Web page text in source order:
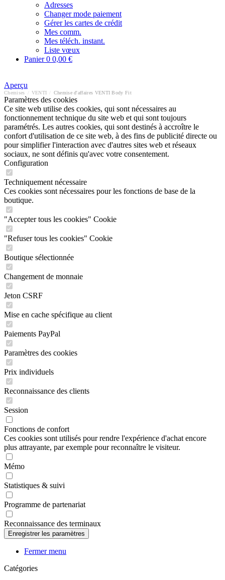
Adresses
Changer mode paiement
Gérer les cartes de crédit
Mes comm.
Mes téléch. instant.
Liste vœux
Panier0 0,00 €
Aperçu
Chemises VENTI Chemise d'affaires VENTI Body Fit
Paramètres des cookies
Ce site web utilise des cookies, qui sont nécessaires au
fonctionnement technique du site web et qui sont toujours
paramétrés. Les autres cookies, qui sont destinés à accroître le
confort d'utilisation de ce site web, à des fins de publicité directe ou
pour simplifier l'interaction avec d'autres sites web et réseaux
sociaux, ne sont définis qu'avec votre consentement.
Configuration
Techniquement nécessaire
Ces cookies sont nécessaires pour les fonctions de base de la
boutique.
"Accepter tous les cookies" Cookie
"Refuser tous les cookies" Cookie
Boutique sélectionnée
Changement de monnaie
Jeton CSRF
Mise en cache spécifique au client
Paiements PayPal
Paramètres des cookies
Prix individuels
Reconnaissance des clients
Session
Fonctions de confort
Ces cookies sont utilisés pour rendre l'expérience d'achat encore
plus attrayante, par exemple pour reconnaître le visiteur.
Mémo
Statistiques & suivi
Programme de partenariat
Reconnaissance des terminaux
Fermer menu
Catégories